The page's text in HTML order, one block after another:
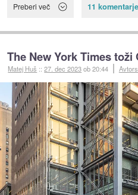
Preberi več 11
The New York Times
Matej Huš ::27. dec 2023ob 20:44